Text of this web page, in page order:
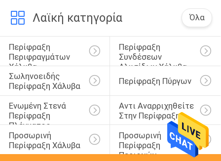
Λαϊκή κατηγορία Όλα
Περίφραξη
Περιφραγμάτων
Χάλυβα
Περίφραξη
Συνδέσεων
Αλυσίδων Χάλυβα
Σωληνοειδής
Περίφραξη Χάλυβα
Περίφραξη Πύργων
Ενωμένη Στενά
Περίφραξη
Πλέγματος
Καλωδίων
Αντι Αναρριχηθείτε
Στην Περίφραξη
Προσωρινή
Περίφραξη Χάλυβα
Προσωρινή
Περίφραξη
Περιοχών